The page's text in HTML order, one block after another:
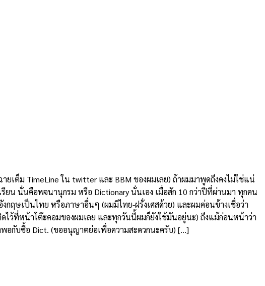
เต็ม TimeLine ใน twitter และ BBM ของผมเลย) ถ้าผมมาพูดถึงคงไม่ใช่แน่
ยน นั่นคือพจนานุกรม หรือ Dictionary นั่นเอง เมื่อสัก 10 กว่าปีที่ผ่านมา ทุกคน
กฤษเป็นไทย หรือภาษาอื่นๆ (ผมมีไทย-ฝรั่งเศสด้วย) และผมค่อนข้างเชื่อว่า
ว้ที่หน้าโต๊ะคอมของผมเลย และทุกวันนี้ผมก็ยังใช้มันอยู่นะ) ถึงแม้ก่อนหน้าว่า
อกับซื้อ Dict. (ขออนุญาตย่อเพื่อความสะดวกนะครับ) […]